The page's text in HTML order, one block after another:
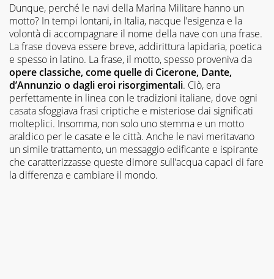
Dunque, perché le navi della Marina Militare hanno un
motto? In tempi lontani, in Italia, nacque l’esigenza e la
volontà di accompagnare il nome della nave con una frase.
La frase doveva essere breve, addirittura lapidaria, poetica
e spesso in latino. La frase, il motto, spesso proveniva da
opere classiche, come quelle di Cicerone, Dante,
d’Annunzio o dagli eroi risorgimentali. Ciò, era
perfettamente in linea con le tradizioni italiane, dove ogni
casata sfoggiava frasi criptiche e misteriose dai significati
molteplici. Insomma, non solo uno stemma e un motto
araldico per le casate e le città. Anche le navi meritavano
un simile trattamento, un messaggio edificante e ispirante
che caratterizzasse queste dimore sull’acqua capaci di fare
la differenza e cambiare il mondo.